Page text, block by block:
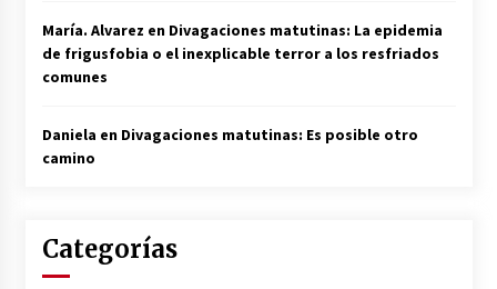
María. Alvarez en Divagaciones matutinas: La epidemia
de frigusfobia o el inexplicable terror a los resfriados
comunes
Daniela en Divagaciones matutinas: Es posible otro
camino
Categorías